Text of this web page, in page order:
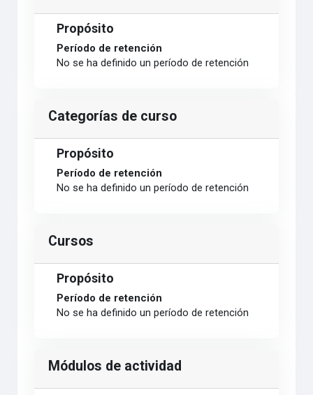
Propósito
Período de retención
No se ha definido un período de retención
Categorías de curso
Propósito
Período de retención
No se ha definido un período de retención
Cursos
Propósito
Período de retención
No se ha definido un período de retención
Módulos de actividad